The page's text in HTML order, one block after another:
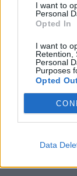
I want to
Personal
Opted In
I want to
Retention,
Personal
Purposes
Opted
Data
Kína
függőség
kínai iskola
okostelefon
kínai oktatás